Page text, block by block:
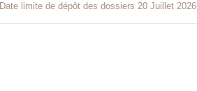
Date limite de dépôt des dossiers 20 Juillet 2026